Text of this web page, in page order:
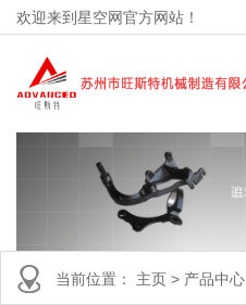
欢迎来到星空网官方网站！
当前位置： 主页 > 产品中心